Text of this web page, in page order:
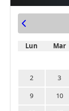
Lun Mar
2
3
9
10